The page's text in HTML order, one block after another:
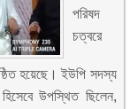
পরিষদ
চত্বরে
হয়েছে। ইউপি সদস্য
উপস্থিত ছিলেন,